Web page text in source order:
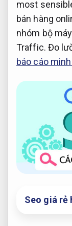
most
bán hàng
nhóm bộ
Traffic. Đo
báo cáo
Seo giá rẻ